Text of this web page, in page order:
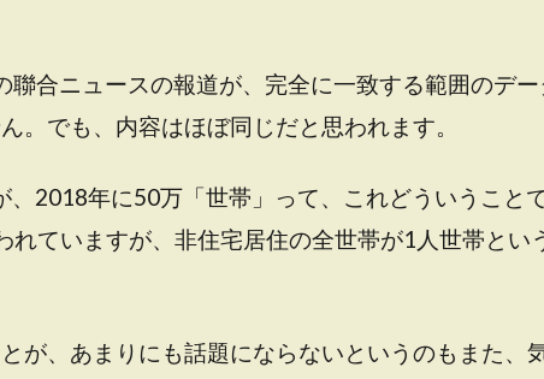
合ニュースの報道が、完全に一致する範囲のデー
。でも、内容はほぼ同じだと思われます。
2018年に50万「世帯」って、これどういうこと
れていますが、非住宅居住の全世帯が1人世帯とい
が、あまりにも話題にならないというのもまた、